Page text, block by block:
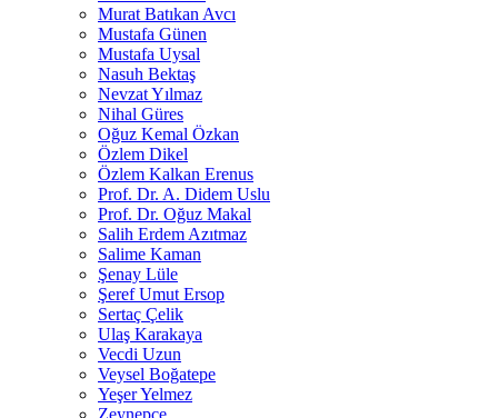
Murat Batıkan Avcı
Mustafa Günen
Mustafa Uysal
Nasuh Bektaş
Nevzat Yılmaz
Nihal Güres
Oğuz Kemal Özkan
Özlem Dikel
Özlem Kalkan Erenus
Prof. Dr. A. Didem Uslu
Prof. Dr. Oğuz Makal
Salih Erdem Azıtmaz
Salime Kaman
Şenay Lüle
Şeref Umut Ersop
Sertaç Çelik
Ulaş Karakaya
Vecdi Uzun
Veysel Boğatepe
Yeşer Yelmez
Zeynepçe